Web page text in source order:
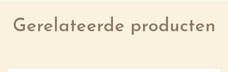
Gerelateerde producten